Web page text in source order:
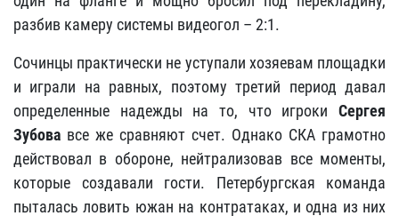
разбив камеру системы видеогол – 2:1.
Сочинцы практически не уступали хозяевам площадки
и играли на равных, поэтому третий период давал
определенные надежды на то, что игроки Сергея
Зубова все же сравняют счет. Однако СКА грамотно
действовал в обороне, нейтрализовав все моменты,
которые создавали гости. Петербургская команда
пыталась ловить южан на контратаках, и одна из них